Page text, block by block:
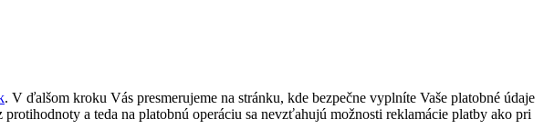
. V ďalšom kroku Vás presmerujeme na stránku, kde bezpečne vyplníte Vaše platobné údaje
a teda na platobnú operáciu sa nevzťahujú možnosti reklamácie platby ako pri